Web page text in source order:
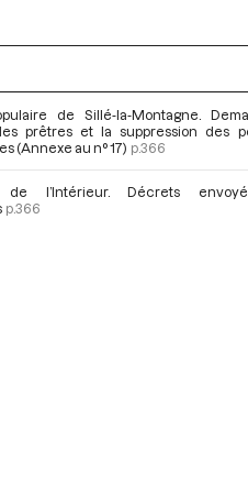
de Sillé-la-Montagne.
prêtres et la suppression des
(Annexe au n° 17) p.366
l’Intérieur. Décrets
p.366